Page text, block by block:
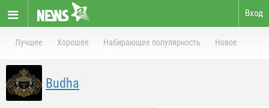
Вход
Лучшее Хорошее Набирающее популярность Новое
Budha